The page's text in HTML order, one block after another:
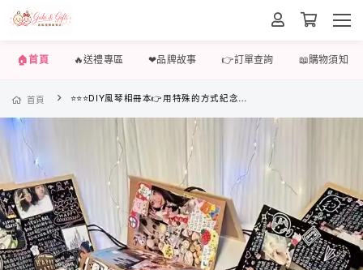
🏠首頁 🔥送禮專區 ❤品牌故事 👉訂單查詢 📖購物須知
首頁 ⭐⭐⭐DIY風琴相冊本👉用特殊的方式紀念我們💏的美好生活~親手製作 更顯心意❤️